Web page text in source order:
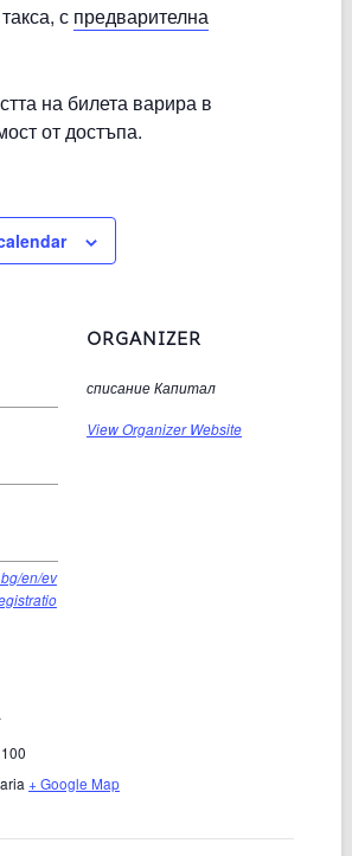
с предварителна
на билета варира в
от достъпа.
en/ev
+ Google Map
ORGANIZER
списание Капитал
View Organizer Website